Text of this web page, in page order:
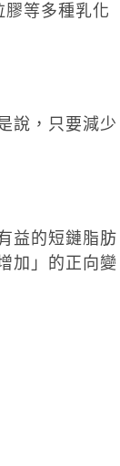
等多種乳化
說，只要減少
益的短鏈脂肪
加」的正向變